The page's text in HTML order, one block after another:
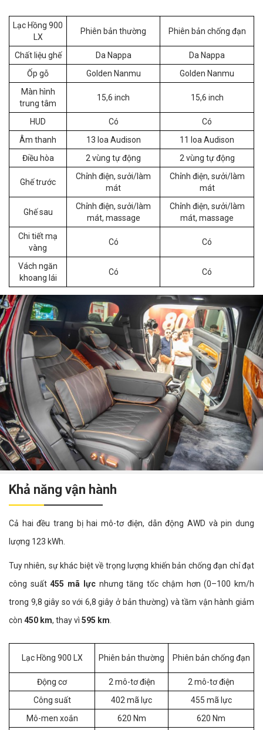
Lạc Hồng 900
LX
Phiên bản thường Phiên bản chống đạn
Chất liệu ghế Da Nappa
Da Nappa
Ốp gỗ
Golden Nanmu
Golden Nanmu
Màn hình
trung tâm
15,6 inch 15,6 inch
HUD Có
Có
Âm thanh
13 loa Audison
11 loa Audison
Điều hòa
2 vùng tự động 2 vùng tự động
Ghế trước
Chỉnh điện, sưởi/làm
mát
Chỉnh điện, sưởi/làm
mát
Ghế sau
Chỉnh điện, sưởi/làm
mát, massage
Chỉnh điện, sưởi/làm
mát, massage
Chi tiết mạ
vàng
Có Có
Vách ngăn
khoang lái
Có Có
Khả năng vận hành
Cả hai đều trang bị hai mô-tơ điện, dẫn động AWD và pin dung
lượng 123 kWh.
Tuy nhiên, sự khác biệt về trọng lượng khiến bản chống đạn chỉ đạt
công suất455 mã lựcnhưng tăng tốc chậm hơn (0–100 km/h
trong 9,8 giây so với 6,8 giây ở bản thường) và tầm vận hành giảm
còn 450 km, thay vì 595 km
Lạc Hồng 900 LX Phiên bản thường Phiên bản chống đạn
Động cơ 2 mô-tơ điện
2 mô-tơ điện
Công suất
402 mã lực
455 mã lực
Mô-men xoắn
620 Nm
620 Nm